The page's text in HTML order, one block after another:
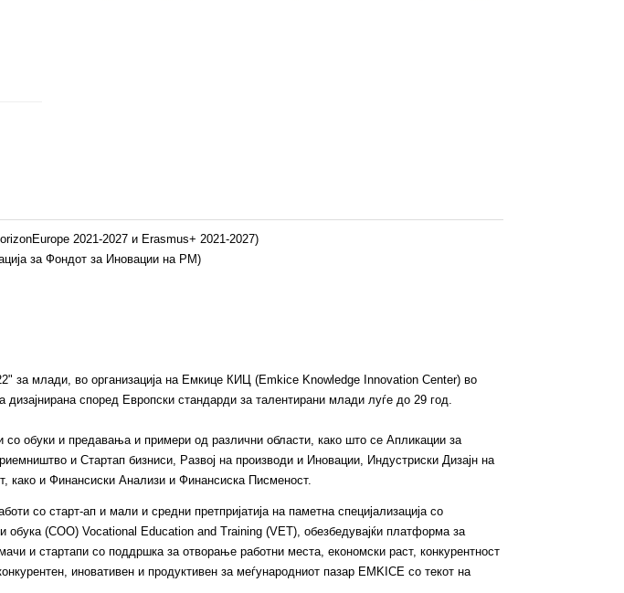
2021-2027 и Erasmus+ 2021-2027)
за Фондот за Иновации на РМ)
за млади, во организација на Емкице КИЦ (Emkice Knowledge Innovation Center) во
според Европски стандарди за талентирани млади луѓе до 29 год.
обуки и предавања и примери од различни области, како што се Апликации за
и Стартап бизниси, Развој на производи и Иновации, Индустриски Дизајн на
како и Финансиски Анализи и Финансиска Писменост.
со старт-ап и мали и средни претпријатија на паметна специјализација со
обука (СОО) Vocational Education and Training (VET), обезбедувајќи платформа за
и стартапи со поддршка за отворање работни места, економски раст, конкурентност
иновативен и продуктивен за меѓународниот пазар EMKICE со текот на